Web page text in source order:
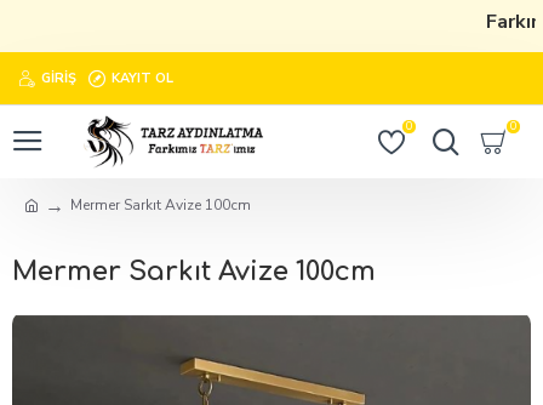
GIRIŞ KAYIT OL
0 0
Mermer Sarkıt Avize 100cm
Mermer Sarkıt Avize 100cm